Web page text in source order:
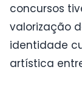
concursos
valorização
identidade
artística